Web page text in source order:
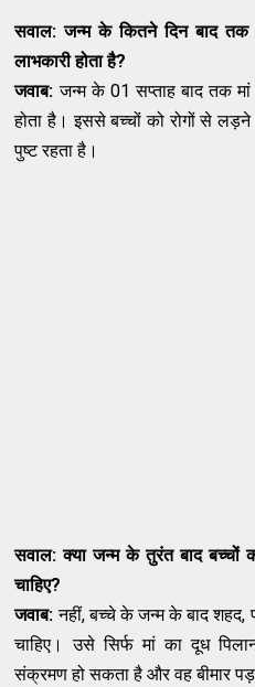
सवाल: जन्म के कितने दिन बाद तक
लाभकारी होता है?
जवाब: जन्म के 01 सप्ताह बाद तक
होता है। इससे बच्चों को रोगों से
पुष्ट रहता है।
सवाल: क्या जन्म के तुरंत बाद बच्चों
चाहिए?
जवाब: नहीं, बच्चे के जन्म के बाद शहद,
चाहिए। उसे सिर्फ मां का दूध
संक्रमण हो सकता है और वह बीमार